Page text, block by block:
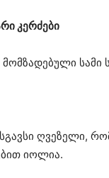
კერძები
ღვეზელი,
იოლია.